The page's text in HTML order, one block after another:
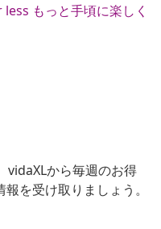
もっと手頃に楽しく
vidaXLから毎週のお得
を受け取りましょう。